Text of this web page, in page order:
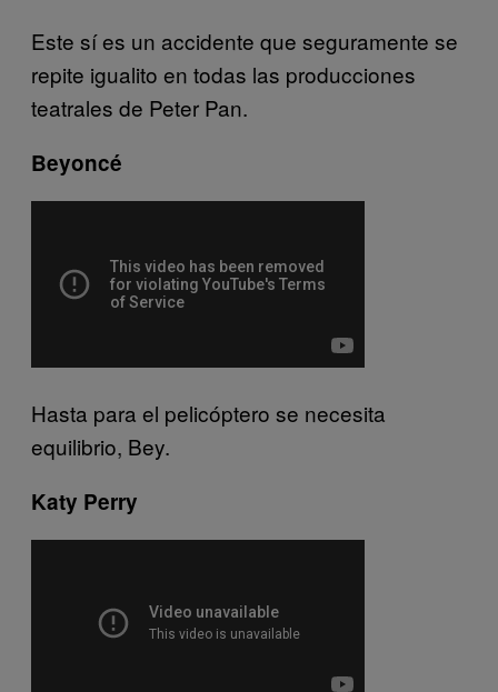
Este sí es un accidente que seguramente se
repite igualito en todas las producciones
teatrales de Peter Pan.
Beyoncé
Hasta para el pelicóptero se necesita
equilibrio, Bey.
Katy Perry